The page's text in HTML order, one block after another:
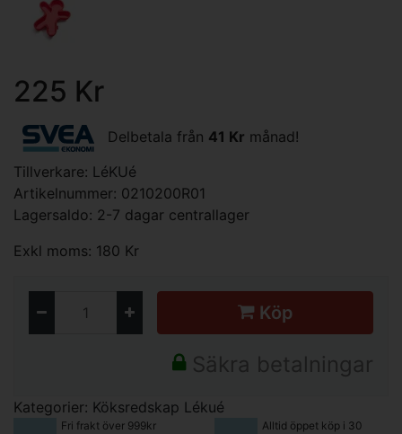
225 Kr
Delbetala från 41 Kr månad!
Tillverkare: LéKUé
Artikelnummer: 0210200R01
Lagersaldo: 2-7 dagar centrallager
Exkl moms: 180 Kr
Köp
Säkra betalningar
Kategorier: Köksredskap Lékué
Fri frakt över 999kr
Alltid öppet köp i 30